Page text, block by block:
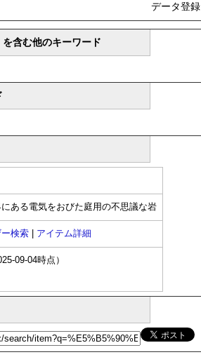
データ登録
を含む他のキーワード
ある電気をおびた庭用の不思議な岩
検索 アイテム詳細
09-04時点）